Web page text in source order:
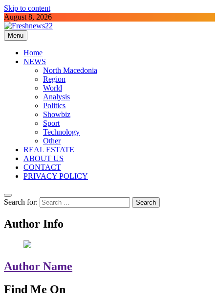
Skip to content
August 8, 2026
Freshnews22
Best News Website in North Macedonia
Menu
Home
NEWS
North Macedonia
Region
World
Analysis
Politics
Showbiz
Sport
Technology
Other
REAL ESTATE
ABOUT US
CONTACT
PRIVACY POLICY
Search for:
Author Info
Author Name
Find Me On